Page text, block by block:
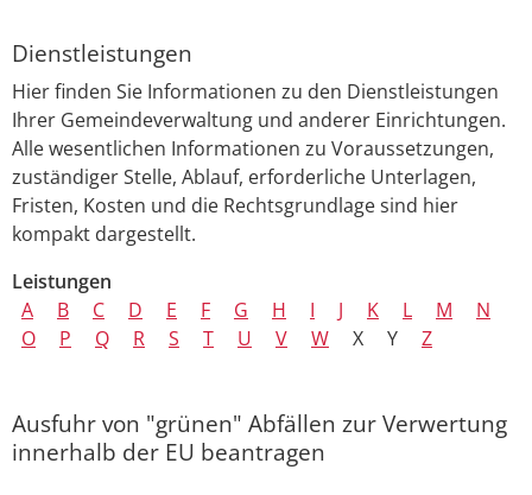
Dienstleistungen
Hier finden Sie Informationen zu den Dienstleistungen
Ihrer Gemeindeverwaltung und anderer Einrichtungen.
Alle wesentlichen Informationen zu Voraussetzungen,
zuständiger Stelle, Ablauf, erforderliche Unterlagen,
Fristen, Kosten und die Rechtsgrundlage sind hier
kompakt dargestellt.
Leistungen
A
B C D E F G H I J K L M
N
O
P Q R S T U V W X Y Z
Ausfuhr von "grünen" Abfällen zur Verwertung
innerhalb der EU beantragen